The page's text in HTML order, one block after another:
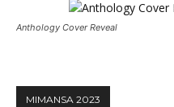
Anthology Cover Reveal
MIMANSA 2023